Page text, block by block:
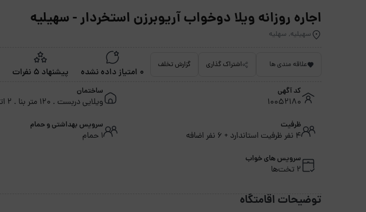
اجاره روزانه ویلا دوخواب آریوبرزن استخردار - سهیلیه
سهیلیه, سهلیه
علاقه مندی ها اشتراک گذاری گزارش تخلف
0 امتیاز داده نشده پیشنهاد 5 نفرات
کد آگهی
10052180
ساختمان
ویلایی دربست . 120 متر بنا . 2 اتاق
ظرفیت
4 نفر ظرفیت استاندارد + 6 نفر اضافه
سرویس بهداشتی و حمام
1 حمام
سرویس های خواب
2 تخت‌ها
توضیحات اقامتگاه